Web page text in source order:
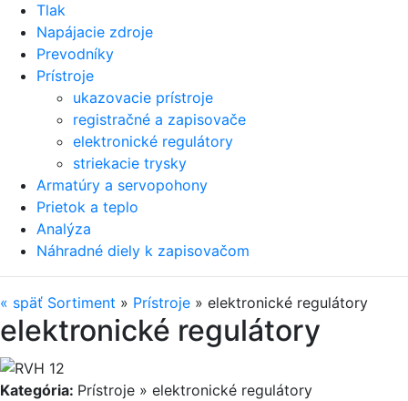
Tlak
Napájacie zdroje
Prevodníky
Prístroje
ukazovacie prístroje
registračné a zapisovače
elektronické regulátory
striekacie trysky
Armatúry a servopohony
Prietok a teplo
Analýza
Náhradné diely k zapisovačom
« späť Sortiment » Prístroje » elektronické regulátory
elektronické regulátory
Kategória: Prístroje » elektronické regulátory